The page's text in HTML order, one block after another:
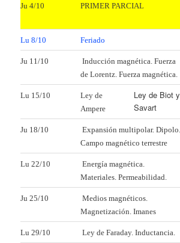
Ju 4/10 PRIMER PARCIAL
Lu 8/10 Feriado
Ju 11/10
Inducción magnética. Fuerza
de Lorentz. Fuerza magnética.
Lu 15/10
Ley de
Ampere
Ley de Biot y
Savart
Ju 18/10
Expansión multipolar. Dipolo.
Campo magnético terrestre
Lu 22/10
Energía magnética.
Materiales. Permeabilidad.
Ju 25/10
Medios magnéticos.
Magnetización. Imanes
Lu 29/10 Ley de Faraday. Inductancia.